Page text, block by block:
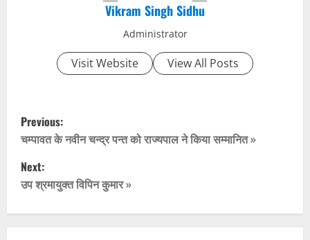
Vikram Singh Sidhu
Administrator
Visit Website View All Posts
P
o
s
Previous:
चम्पावत के नवीन चन्द्र पन्त को राज्यपाल ने किया सम्मानित »
Next:
उप श्रमायुक्त विपिन कुमार »